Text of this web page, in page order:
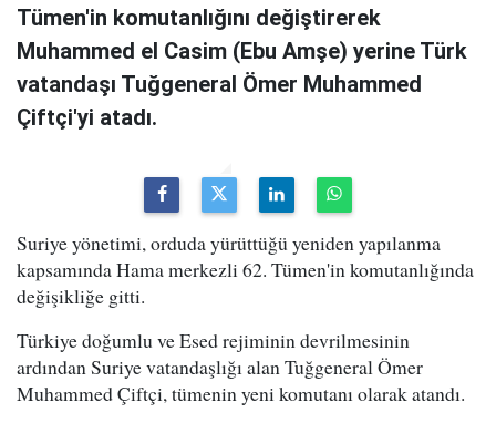
Tümen'in komutanlığını değiştirerek
Muhammed el Casim (Ebu Amşe) yerine Türk
vatandaşı Tuğgeneral Ömer Muhammed
Çiftçi'yi atadı.
Suriye yönetimi, orduda yürüttüğü yeniden yapılanma
kapsamında Hama merkezli 62. Tümen'in komutanlığında
değişikliğe gitti.
Türkiye doğumlu ve Esed rejiminin devrilmesinin
ardından Suriye vatandaşlığı alan Tuğgeneral Ömer
Muhammed Çiftçi, tümenin yeni komutanı olarak atandı.